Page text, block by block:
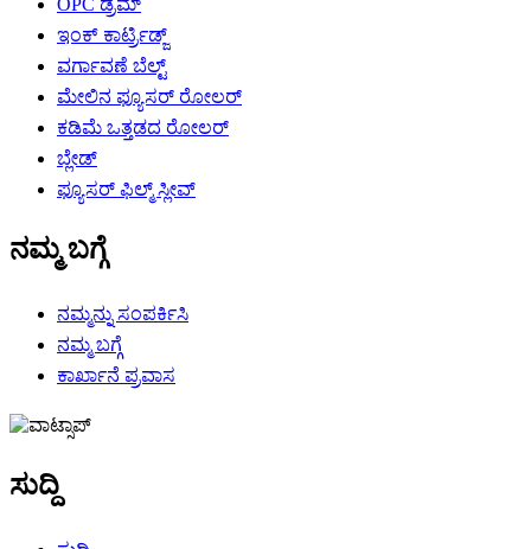
OPC ಡ್ರಮ್
ಇಂಕ್ ಕಾರ್ಟ್ರಿಡ್ಜ್
ವರ್ಗಾವಣೆ ಬೆಲ್ಟ್
ಮೇಲಿನ ಫ್ಯೂಸರ್ ರೋಲರ್
ಕಡಿಮೆ ಒತ್ತಡದ ರೋಲರ್
ಬ್ಲೇಡ್
ಫ್ಯೂಸರ್ ಫಿಲ್ಮ್ ಸ್ಲೀವ್
ನಮ್ಮ ಬಗ್ಗೆ
ನಮ್ಮನ್ನು ಸಂಪರ್ಕಿಸಿ
ನಮ್ಮ ಬಗ್ಗೆ
ಕಾರ್ಖಾನೆ ಪ್ರವಾಸ
ಸುದ್ದಿ